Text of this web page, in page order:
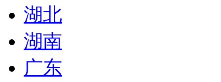
湖北
湖南
广东